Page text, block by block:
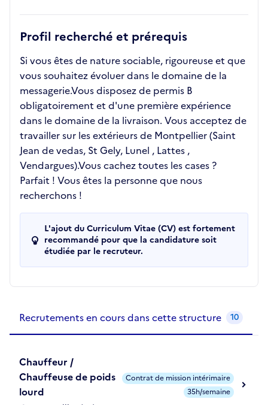
Profil recherché et prérequis
Si vous êtes de nature sociable, rigoureuse et que
vous souhaitez évoluer dans le domaine de la
messagerie.Vous disposez de permis B
obligatoirement et d'une première expérience
dans le domaine de la livraison. Vous acceptez de
travailler sur les extérieurs de Montpellier (Saint
Jean de vedas, St Gely, Lunel , Lattes ,
Vendargues).Vous cachez toutes les cases ?
Parfait ! Vous êtes la personne que nous
recherchons !
L'ajout du Curriculum Vitae (CV) est fortement
recommandé pour que la candidature soit
étudiée par le recruteur.
Recrutements en cours dans cette structure 10
Chauffeur /
Chauffeuse de poids
lourd
Contrat de mission intérimaire
35h/semaine